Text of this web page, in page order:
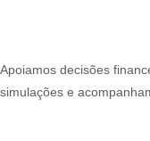
Apoiamos decisões
simulações e